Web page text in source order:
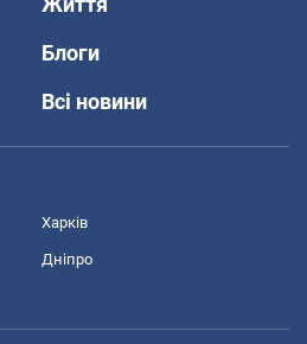
Блоги
Всі новини
Харків
Дніпро